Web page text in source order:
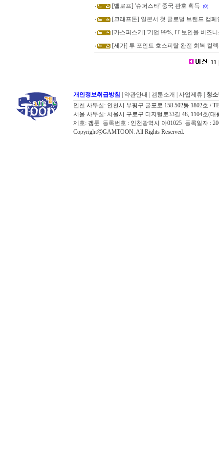
[밸로프] '슈퍼스타' 중국 판호 획득
(0)
[크래프톤] 일본서 첫 글로벌 브랜드 캠
[카스퍼스키] '기업 99%, IT 보안을 비즈
[세가] 투 포인트 호스피탈 완전 회복 컬
11
개인정보취급방침 약관안내 겜툰소개 사업제휴
청
인천 사무실: 인천시 부평구 굴포로 158 502동 1802호 /
서울 사무실: 서울시 구로구 디지털로33길 48, 1104호(대
제호: 겜툰 등록번호 : 인천광역시 아01025 등록일자 :
CopyrightⓒGAMTOON. All Rights Reserved.